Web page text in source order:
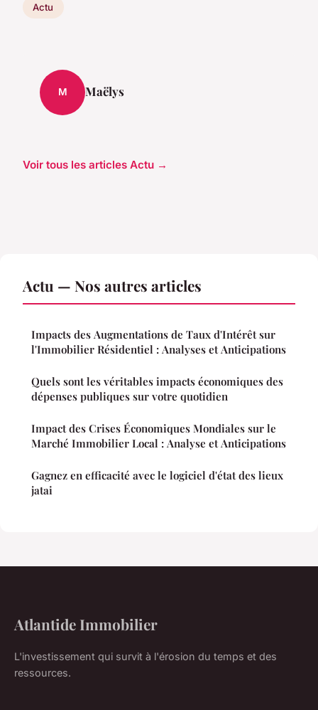
Actu
M Maëlys
Voir tous les articles Actu →
Actu — Nos autres articles
Impacts des Augmentations de Taux d'Intérêt sur
l'Immobilier Résidentiel : Analyses et Anticipations
Quels sont les véritables impacts économiques des
dépenses publiques sur votre quotidien
Impact des Crises Économiques Mondiales sur le
Marché Immobilier Local : Analyse et Anticipations
Gagnez en efficacité avec le logiciel d'état des lieux
jatai
Atlantide Immobilier
L'investissement qui survit à l'érosion du temps et des
ressources.